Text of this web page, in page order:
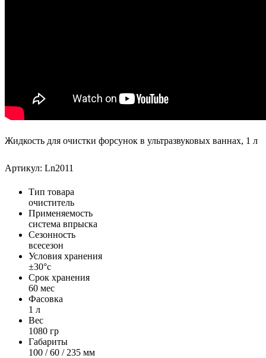
Жидкость для очистки форсунок в ультразвуковых ваннах, 1 л
Артикул: Ln2011
Тип товара
очиститель
Применяемость
система впрыска
Сезонность
всесезон
Условия хранения
±30°с
Срок хранения
60 мес
Фасовка
1 л
Вес
1080 гр
Габариты
100 / 60 / 235 мм